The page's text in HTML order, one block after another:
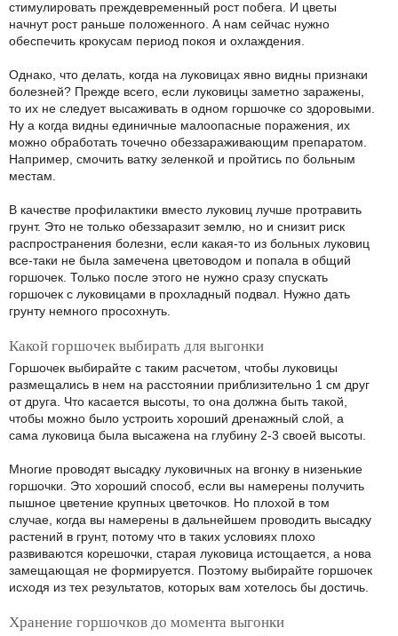
стимулировать преждевременный рост побега. И цветы
начнут рост раньше положенного. А нам сейчас нужно
обеспечить крокусам период покоя и охлаждения.
Однако, что делать, когда на луковицах явно видны признаки
болезней? Прежде всего, если луковицы заметно заражены,
то их не следует высаживать в одном горшочке со здоровыми.
Ну а когда видны единичные малоопасные поражения, их
можно обработать точечно обеззараживающим препаратом.
Например, смочить ватку зеленкой и пройтись по больным
местам.
В качестве профилактики вместо луковиц лучше протравить
грунт. Это не только обеззаразит землю, но и снизит риск
распространения болезни, если какая-то из больных луковиц
все-таки не была замечена цветоводом и попала в общий
горшочек. Только после этого не нужно сразу спускать
горшочек с луковицами в прохладный подвал. Нужно дать
грунту немного просохнуть.
Какой горшочек выбирать для выгонки
Горшочек выбирайте с таким расчетом, чтобы луковицы
размещались в нем на расстоянии приблизительно 1 см друг
от друга. Что касается высоты, то она должна быть такой,
чтобы можно было устроить хороший дренажный слой, а
сама луковица была высажена на глубину 2-3 своей высоты.
Многие проводят высадку луковичных на вгонку в низенькие
горшочки. Это хороший способ, если вы намерены получить
пышное цветение крупных цветочков. Но плохой в том
случае, когда вы намерены в дальнейшем проводить высадку
растений в грунт, потому что в таких условиях плохо
развиваются корешочки, старая луковица истощается, а нова
замещающая не формируется. Поэтому выбирайте горшочек
исходя из тех результатов, которых вам хотелось бы достичь.
Хранение горшочков до момента выгонки